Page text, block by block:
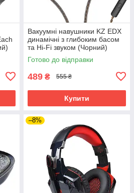
Вакуумні навушники KZ EDX
динамічні з глибоким басом
та Hi-Fi звуком (Чорний)
Готово до відправки
489 ₴ 555 ₴
Купити
–8%